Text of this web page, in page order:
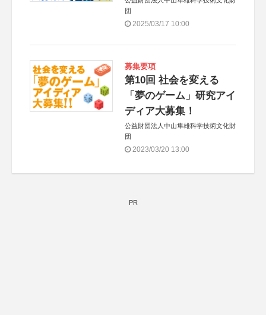
団
2025/03/17 10:00
募集要項
第10回 社会を変える
「夢のゲーム」研究アイ
ディア大募集！
公益財団法人中山隼雄科学技術文化財
団
2023/03/20 13:00
PR